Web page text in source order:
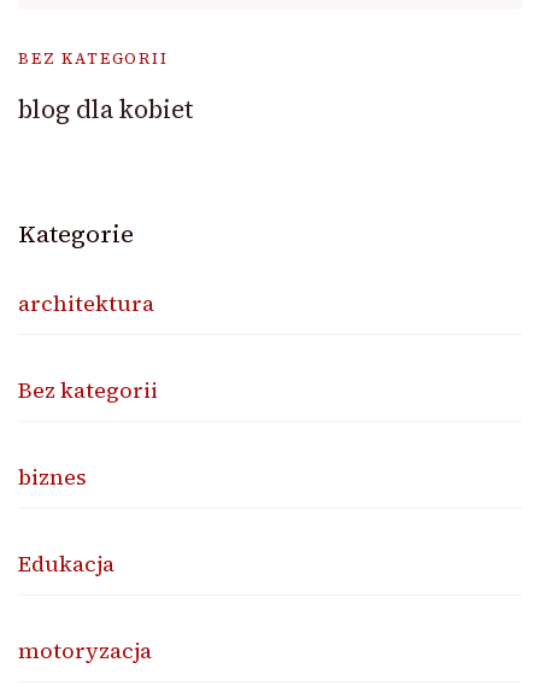
BEZ KATEGORII
blog dla kobiet
Kategorie
architektura
Bez kategorii
biznes
Edukacja
motoryzacja